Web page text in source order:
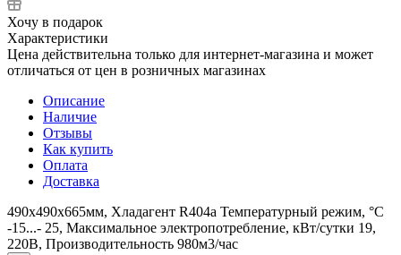
Хочу в подарок
Характеристики
Цена действительна только для интернет-магазина и может
отличаться от цен в розничных магазинах
Описание
Наличие
Отзывы
Как купить
Оплата
Доставка
490х490х665мм, Хладагент R404a Температурный режим, °С
-15...- 25, Максимальное электропотребление, кВт/сутки 19,
220В, Производительность 980м3/час